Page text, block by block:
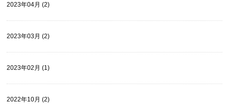
2023年04月 (2)
2023年03月 (2)
2023年02月 (1)
2022年10月 (2)